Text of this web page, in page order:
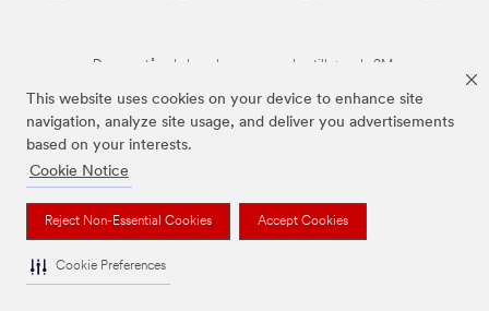
This website uses cookies on your device to enhance site
navigation, analyze site usage, and deliver you advertisements
based on your interests.
Cookie Notice
Reject Non-Essential Cookies Accept Cookies
Cookie Preferences
De ovenstående brands er varemærker tilhørende 3M.